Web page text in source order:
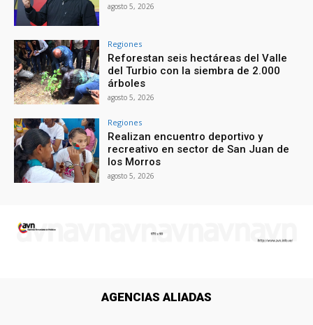
agosto 5, 2026
Regiones
Reforestan seis hectáreas del Valle
del Turbio con la siembra de 2.000
árboles
agosto 5, 2026
Regiones
Realizan encuentro deportivo y
recreativo en sector de San Juan de
los Morros
agosto 5, 2026
AGENCIAS ALIADAS